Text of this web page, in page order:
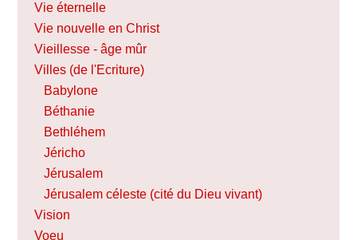
Vie éternelle
Vie nouvelle en Christ
Vieillesse - âge mûr
Villes (de l'Ecriture)
Babylone
Béthanie
Bethléhem
Jéricho
Jérusalem
Jérusalem céleste (cité du Dieu vivant)
Vision
Voeu